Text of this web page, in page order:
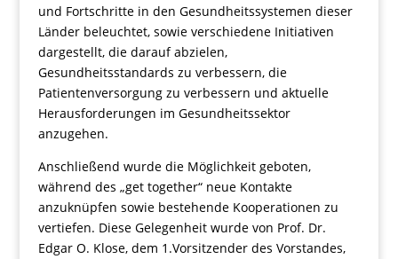
und Fortschritte in den Gesundheitssystemen dieser
Länder beleuchtet, sowie verschiedene Initiativen
dargestellt, die darauf abzielen,
Gesundheitsstandards zu verbessern, die
Patientenversorgung zu verbessern und aktuelle
Herausforderungen im Gesundheitssektor
anzugehen.
Anschließend wurde die Möglichkeit geboten,
während des „get together“ neue Kontakte
anzuknüpfen sowie bestehende Kooperationen zu
vertiefen. Diese Gelegenheit wurde von Prof. Dr.
Edgar O. Klose, dem 1.Vorsitzender des Vorstandes,